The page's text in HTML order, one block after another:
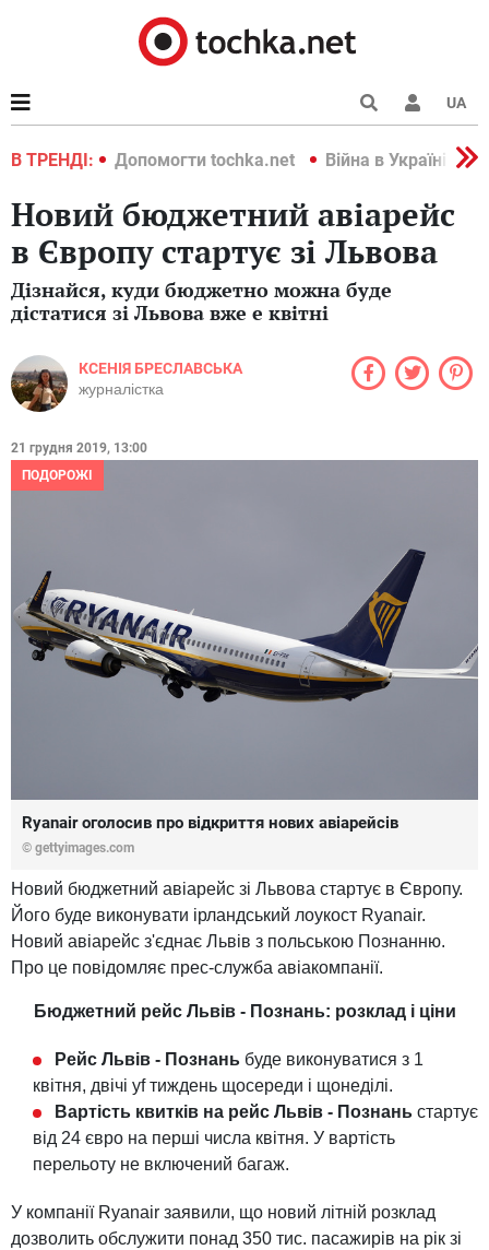
UA
В ТРЕНДІ:
2022 Допомогти tochka.net Війна в Україні 2022
Новий бюджетний авіарейс
в Європу стартує зі Львова
Дізнайся, куди бюджетно можна буде
дістатися зі Львова вже e квітні
КСЕНІЯ БРЕСЛАВСЬКА
журналістка
21 грудня 2019, 13:00
ПОДОРОЖІ
Ryanair оголосив про відкриття нових авіарейсів
© gettyimages.com
Новий бюджетний авіарейс зі Львова стартує в Європу.
Його буде виконувати ірландський лоукост Ryanair.
Новий авіарейс з'єднає Львів з польською Познанню.
Про це повідомляє прес-служба авіакомпанії.
Бюджетний рейс Львів - Познань: розклад і ціни
Рейс Львів - Познань буде виконуватися з 1
квітня, двічі yf тиждень щосереди і щонеділі.
Вартість квитків на рейс Львів - Познань стартує
від 24 євро на перші числа квітня. У вартість
перельоту не включений багаж.
У компанії Ryanair заявили, що новий літній розклад
дозволить обслужити понад 350 тис. пасажирів на рік зі